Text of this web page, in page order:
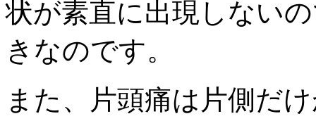
状が素直に出現しない
きなのです。
また、片頭痛は片側だ